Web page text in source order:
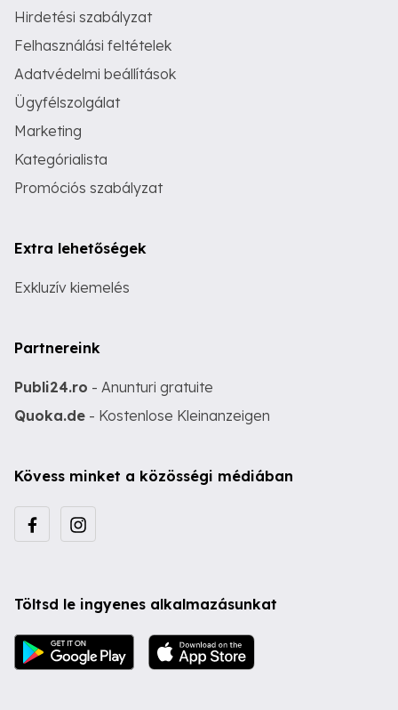
Hirdetési szabályzat
Felhasználási feltételek
Adatvédelmi beállítások
Ügyfélszolgálat
Marketing
Kategórialista
Promóciós szabályzat
Extra lehetőségek
Exkluzív kiemelés
Partnereink
Publi24.ro - Anunturi gratuite
Quoka.de - Kostenlose Kleinanzeigen
Kövess minket a közösségi médiában
Töltsd le ingyenes alkalmazásunkat